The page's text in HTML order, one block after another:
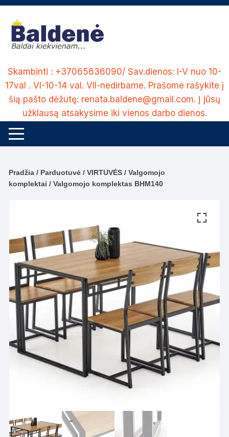
Skip
content
Skambinti : +37065636090/ Sav.dienos: I-V nuo 10-
17val . VI-10-14 val. VII-nedirbame. Prašome rašykite į
šią pašto dėžutę: renata.baldene@gmail.com. Į jūsų
užklausą atsakysime iki vienos darbo dienos.
Pradžia / Parduotuvė /VIRTUVĖS /Valgomojo
komplektai / Valgomojo komplektas BHM140